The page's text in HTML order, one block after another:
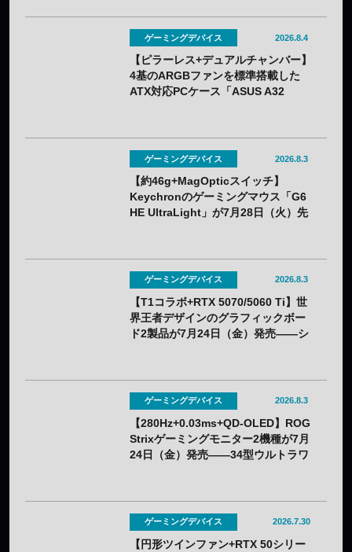
ゲーミングデバイス 2026.8.4
【ピラーレス+デュアルチャンバー】
4基のARGBファンを標準搭載した
ATX対応PCケース「ASUS A32
ゲーミングデバイス 2026.8.3
【約46g+MagOpticスイッチ】
Keychronのゲーミングマウス「G6
HE UltraLight」が7月28日（火）先
ゲーミングデバイス 2026.8.3
【T1コラボ+RTX 5070/5060 Ti】世
界王者デザインのグラフィックボー
ド2製品が7月24日（金）発売——シ
ゲーミングデバイス 2026.8.3
【280Hz+0.03ms+QD-OLED】ROG
Strixゲーミングモニター2機種が7月
24日（金）発売——34型ウルトラワ
ゲーミングデバイス 2026.7.30
【円形ツインファン+RTX 50シリー